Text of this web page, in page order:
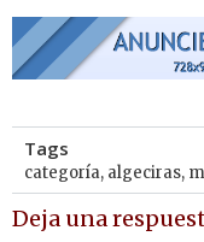
Tags
categoría, algeciras,
Deja una